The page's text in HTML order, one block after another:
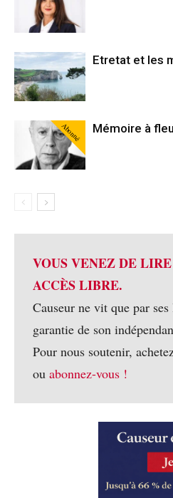
Etretat et les
Abonné Mémoire à
VOUS VENEZ DE
ACCÈS LIBRE.
Causeur ne vit que par
garantie de son
Pour nous soutenir,
ou abonnez-vous !